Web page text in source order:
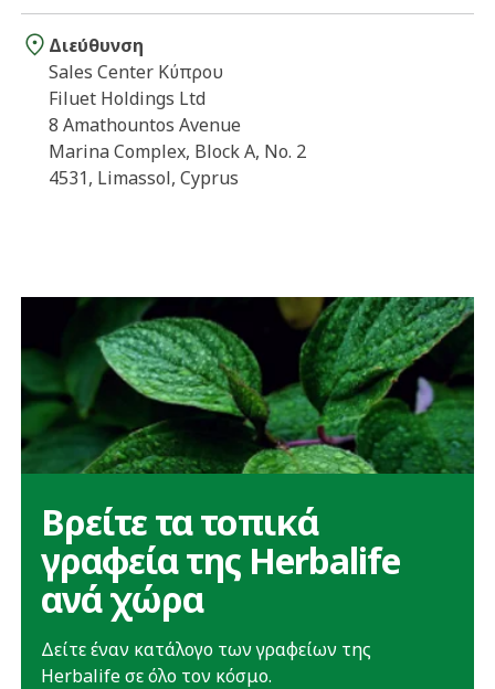
Διεύθυνση
Sales Center Κύπρου
Filuet Holdings Ltd
8 Amathountos Avenue
Marina Complex, Block A, No. 2
4531, Limassol, Cyprus
​Βρείτε τα τοπικά
γραφεία της Herbalife
ανά χώρα
Δείτε έναν κατάλογο των γραφείων της
Herbalife σε όλο τον κόσμο.